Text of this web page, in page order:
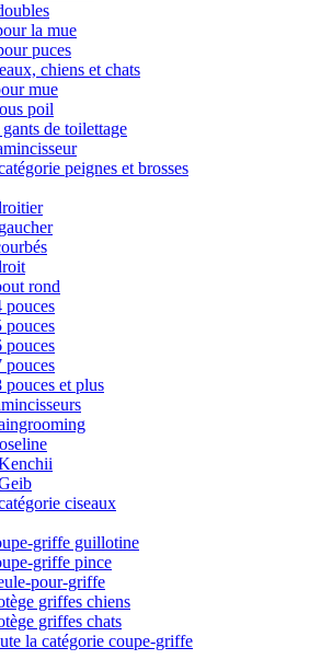
la mue
puces
chiens et chats
mue
poil
de toilettage
peignes et brosses
rond
pouces
pouces
pouces
pouces
pouces et plus
ciseaux
griffe guillotine
griffe pince
pour-griffe
griffes chiens
griffes chats
la catégorie coupe-griffe